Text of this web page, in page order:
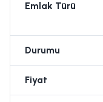
Emlak Türü
Durumu
Fiyat